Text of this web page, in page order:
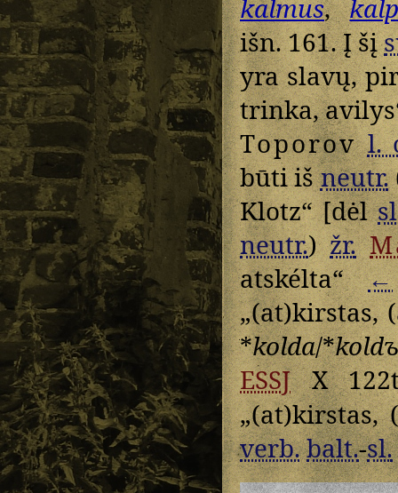
kalmus,
išn. 161. Į šį
yra slavų,
trinka,
Toporov l.
būti išneutr.
Klotz“ [dėl
neutr.)žr.
atskélta“←
„(at)kirstas,
*kolda/*koldъ
ESSJX
„(at)kirstas,
verb.balt.-sl.